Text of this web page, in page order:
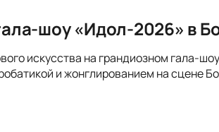
шоу «Идол-2026» в
искусства на грандиозном гала-
и жонглированием на сцене